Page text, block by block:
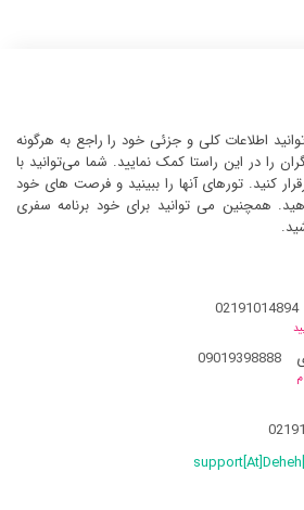
اطلاعات کلی و جزئی خود را راجع به هرگونه
را در این راستا کمک نمایید. شما می‌توانید با
کنید. تورهای آنها را ببینید و فرصت های خود
همچنین می توانید برای خود برنامه سفری
02191014894
09019398888